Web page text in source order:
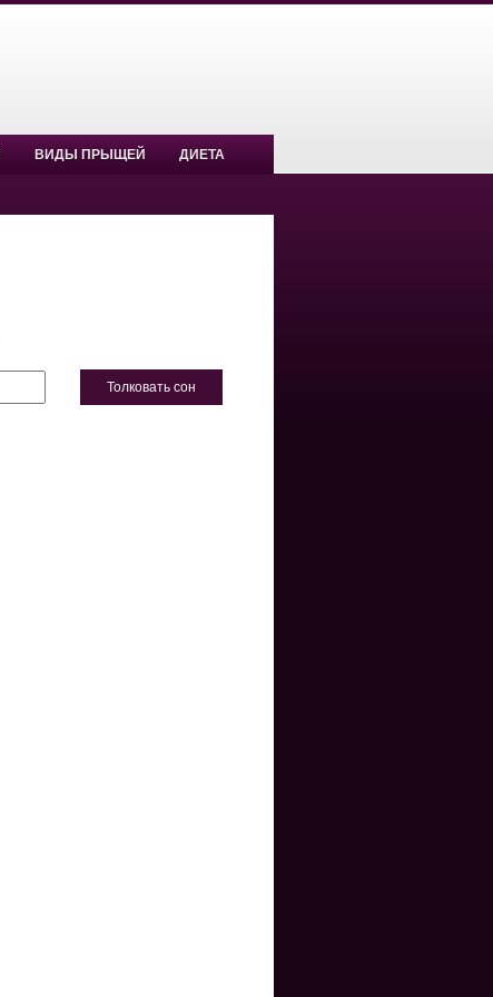
ВИДЫ ПРЫЩЕЙ ДИЕТА
Толковать сон